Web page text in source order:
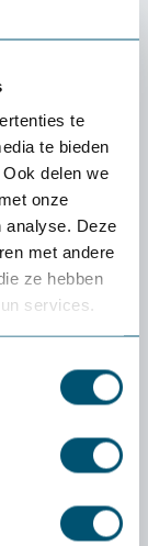
te
te bieden
delen we
onze
analyse. Deze
met andere
ze hebben
services.